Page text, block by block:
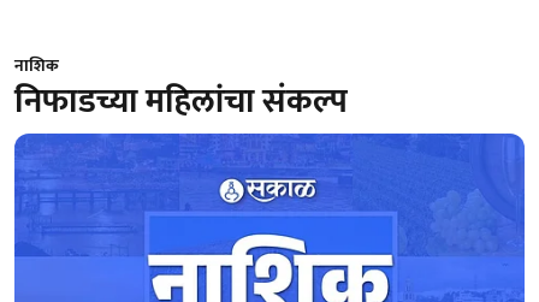
नाशिक
निफाडच्या महिलांचा संकल्प